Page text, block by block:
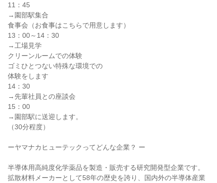
11：45
→園部駅集合
食事会（お食事はこちらで用意します）
13：00～14：30
→工場見学
クリーンルームでの体験
ゴミひとつない特殊な環境での
体験をします
14：30
→先輩社員との座談会
15：00
→園部駅に送迎します。
（30分程度）
ーヤマナカヒューテックってどんな企業？ ー
半導体用高純度化学薬品を製造・販売する研究開発型企業です。
拡散材料メーカーとして58年の歴史を誇り、国内外の半導体産業